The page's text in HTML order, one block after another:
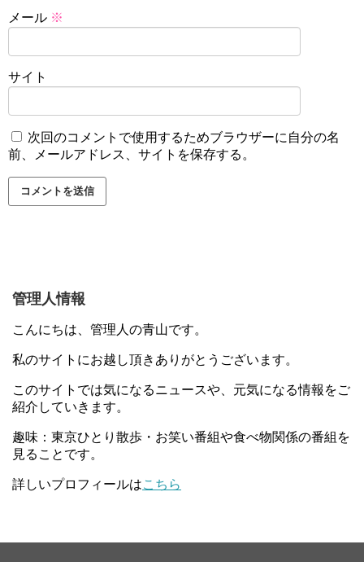
メール ※
サイト
次回のコメントで使用するためブラウザーに自分の名
前、メールアドレス、サイトを保存する。
管理人情報
こんにちは、管理人の青山です。
私のサイトにお越し頂きありがとうございます。
このサイトでは気になるニュースや、元気になる情報をご
紹介していきます。
趣味：東京ひとり散歩・お笑い番組や食べ物関係の番組を
見ることです。
詳しいプロフィールはこちら